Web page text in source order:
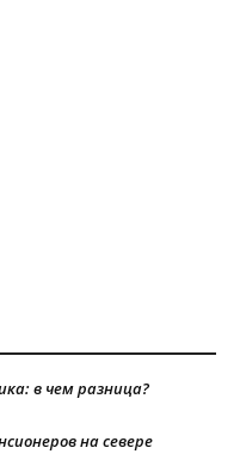
в чем разница?
на севере